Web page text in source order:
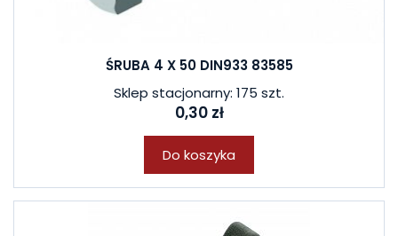
ŚRUBA 4 X 50 DIN933 83585
Sklep stacjonarny: 175 szt.
0,30 zł
Do koszyka